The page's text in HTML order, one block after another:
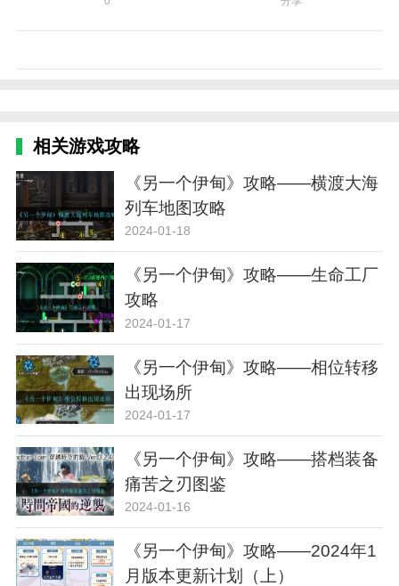
相关游戏攻略
《另一个伊甸》攻略——横渡大海
列车地图攻略
2024-01-18
《另一个伊甸》攻略——生命工厂
攻略
2024-01-17
《另一个伊甸》攻略——相位转移
出现场所
2024-01-17
《另一个伊甸》攻略——搭档装备
痛苦之刃图鉴
2024-01-16
《另一个伊甸》攻略——2024年1
月版本更新计划（上）